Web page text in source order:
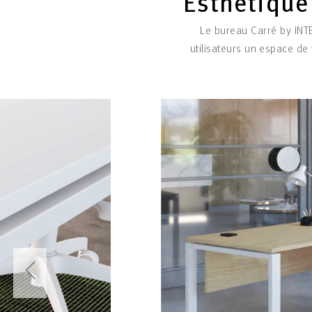
Le bureau Carré by
utilisateurs un espace